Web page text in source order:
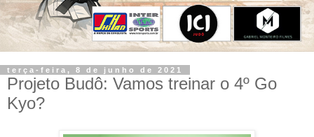
terça-feira, 8 de junho de 2021
Projeto Budô: Vamos treinar o 4º Go
Kyo?